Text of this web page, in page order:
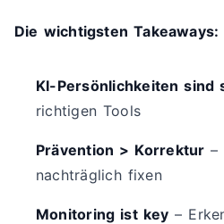
Die wichtigsten Takeaways:
KI-Persönlichkeiten sind
richtigen Tools
Prävention > Korrektur –
nachträglich fixen
Monitoring ist key –